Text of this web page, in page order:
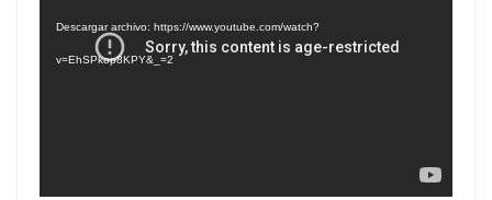
Descargar archivo: https://www.youtube.com/watch?
v=EhSPkop8KPY&_=2